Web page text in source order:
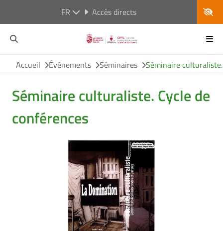
FR Accès directs
Accueil Événements Séminaires Séminaire
Séminaire culturaliste. Cycle de
conférences